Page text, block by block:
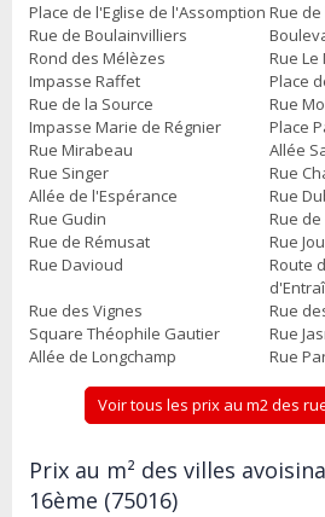
Place de l'Eglise de l'Assomption Rue
Rue de Boulainvilliers
Rond des Mélèzes
Rue Le
Impasse Raffet
Place
Rue de la Source
Rue
Impasse Marie de Régnier
Place
Rue Mirabeau
Allée
Rue Singer
Rue
Allée de l'Espérance
Rue
Rue Gudin
Rue de
Rue de Rémusat
Rue
Rue Davioud
Route
Rue des Vignes
Rue
Square Théophile Gautier
Rue
Allée de Longchamp
Rue
Voir tous les prix au m2 des
Prix au m² des villes
16ème (75016)